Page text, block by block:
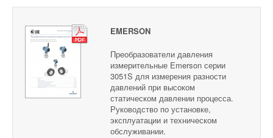
EMERSON
Преобразователи давления
измерительные Emerson серии
3051S для измерения разности
давлений при высоком
статическом давлении процесса.
Руководство по установке,
эксплуатации и техническом
обслуживании.